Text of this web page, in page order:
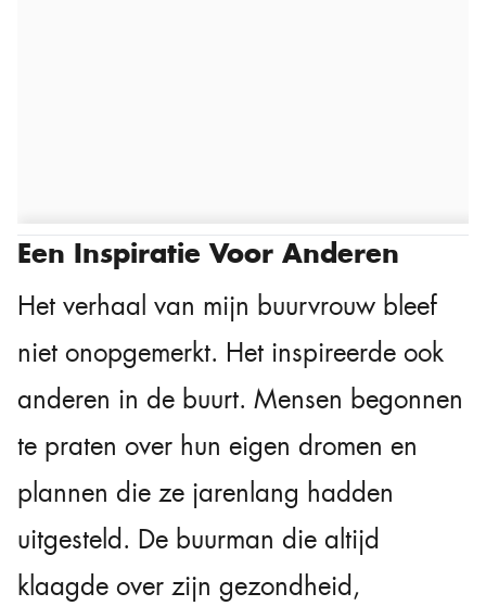
Een Inspiratie Voor Anderen
Het verhaal van mijn buurvrouw bleef
niet onopgemerkt. Het inspireerde ook
anderen in de buurt. Mensen begonnen
te praten over hun eigen dromen en
plannen die ze jarenlang hadden
uitgesteld. De buurman die altijd
klaagde over zijn gezondheid,